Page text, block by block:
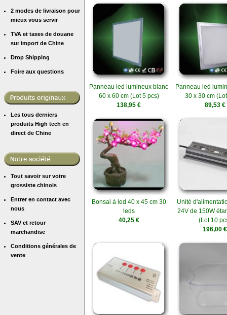
2 modes de livraison pour
mieux vous servir
TVA et taxes de douane
sur import de Chine
Drop Shipping
Foire aux questions
Les tous derniers
produits High tech en
direct de Chine
Tout savoir sur votre
grossiste chinois
Entrer en contact avec
nous
SAV et retour
marchandise
Conditions générales de
vente
Panneau led lumineux blanc
60 x 60 cm (Lot 5 pcs)
138,95 €
Panneau led
30 x 30 cm
89,53 €
Bonsai à led 40 x 45 cm 30
leds
40,25 €
Unité
24V de 150W
(Lot 10
196,00 €